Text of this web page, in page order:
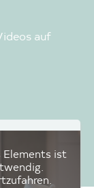
auf
Elements ist